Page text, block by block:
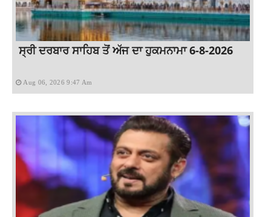
ਸ੍ਰੀ ਦਰਬਾਰ ਸਾਹਿਬ ਤੋਂ ਅੱਜ ਦਾ ਹੁਕਮਨਾਮਾ 6-8-2026
Aug 06, 2026 9:47 Am